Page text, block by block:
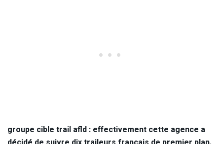
groupe cible trail afld : effectivement cette agence a